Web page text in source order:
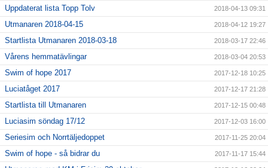
Uppdaterat lista Topp Tolv 2018-04-13 09:31
Utmanaren 2018-04-15 2018-04-12 19:27
Startlista Utmanaren 2018-03-18 2018-03-17 22:46
Vårens hemmatävlingar 2018-03-04 20:53
Swim of hope 2017 2017-12-18 10:25
Luciatåget 2017 2017-12-17 21:28
Startlista till Utmanaren 2017-12-15 00:48
Luciasim söndag 17/12 2017-12-03 16:00
Seriesim och Norrtäljedoppet 2017-11-25 20:04
Swim of hope - så bidrar du 2017-11-17 15:44